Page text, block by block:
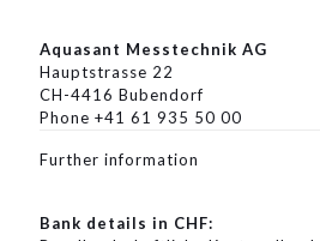
Aquasant Messtechnik AG
Hauptstrasse 22
CH-4416 Bubendorf
Phone +41 61 935 50 00
Further information
Bank details in CHF: